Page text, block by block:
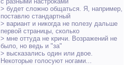
> будет сложно общаться. Я, например,
поставлю стандартный
> вариант и никогда не полезу дальше
первой страницы, сколько
> мне оттуда не кричи. Возражений не
было, но ведь и "за"
> высказались один или двое.
Некоторые голосуют ногами...